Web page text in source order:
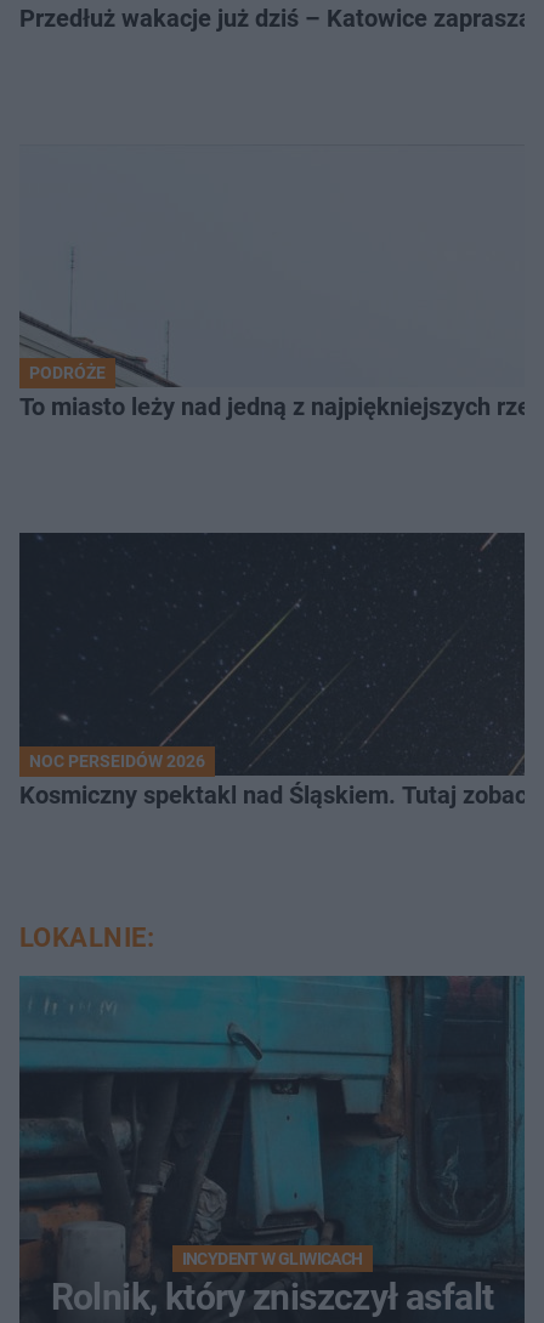
Przedłuż wakacje już dziś – Katowice
PODRÓŻE
To miasto leży nad jedną z najpiękniejszych
NOC PERSEIDÓW 2026
Kosmiczny spektakl nad Śląskiem. Tutaj
LOKALNIE:
INCYDENT W GLIWICACH
Rolnik, który zniszczył asfalt